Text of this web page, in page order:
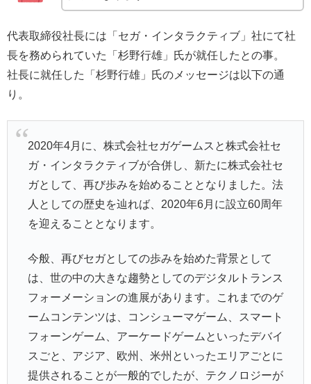
代表取締役社長には「セガ・インタラクティブ」社にて社
長を務められていた「杉野行雄」氏が就任したとの事。
社長に就任した「杉野行雄」氏のメッセージは以下の通
り。
2020年4月に、株式会社セガゲームスと株式会社セ
ガ・インタラクティブが合併し、新たに株式会社セ
ガとして、再び歩みを始めることとなりました。法
人としての歴史を辿れば、2020年6月に設立60周年
を迎えることとなります。
今般、再びセガとしての歩みを始めた背景として
は、世の中の大きな趨勢としてのデジタルトランス
フォーメーションの進展があります。これまでのゲ
ームコンテンツは、コンシューマゲーム、スマート
フォーンゲーム、アーケードゲームといったデバイ
スごと、アジア、欧州、米州といったエリアごとに
提供されることが一般的でしたが、テクノロジーが